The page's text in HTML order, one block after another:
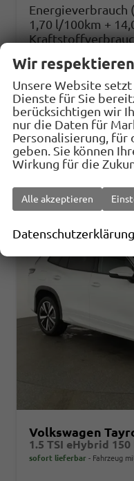
1,70 l/100km +
Stromverbrauch
Betrieb
Elektrische
CO2-Klasse
CO2 -Klasse bei
CO 2-Emissionen
38,00 g/km
Volkswagen
sofort lieferbar Fahrzeug
Wir
Unsere Website
Dienste für Sie
berücksichtigen wir
nur die Daten für
Personalisierung, für
geben. Sie können
Wirkung für die
Alle akzeptieren
Datenschutzerklärung